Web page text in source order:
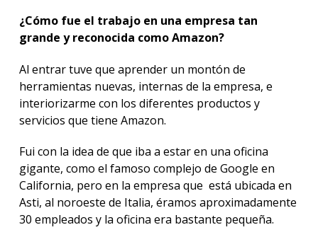
¿Cómo fue el trabajo en una empresa tan
grande y reconocida como Amazon?
Al entrar tuve que aprender un montón de
herramientas nuevas, internas de la empresa, e
interiorizarme con los diferentes productos y
servicios que tiene Amazon.
Fui con la idea de que iba a estar en una oficina
gigante, como el famoso complejo de Google en
California, pero en la empresa que está ubicada en
Asti, al noroeste de Italia, éramos aproximadamente
30 empleados y la oficina era bastante pequeña.